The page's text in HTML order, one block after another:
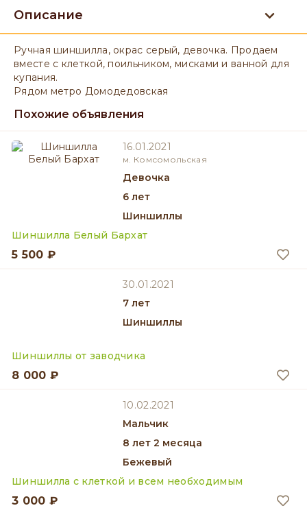
Описание
Ручная шиншилла, окрас серый, девочка. Продаем
вместе с клеткой, поильником, мисками и ванной для
купания.
Рядом метро Домодедовская
Похожие объявления
16.01.2021
м. Комсомольская
девочка
6 лет
Шиншиллы
Шиншилла Белый Бархат
5 500 ₽
30.01.2021
7 лет
Шиншиллы
Шиншиллы от заводчика
8 000 ₽
10.02.2021
мальчик
8 лет 2 месяца
Бежевый
Шиншилла с клеткой и всем необходимым
3 000 ₽